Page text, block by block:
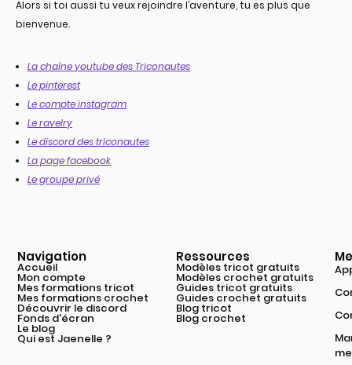
Alors si toi aussi tu veux rejoindre l’aventure, tu es plus que
bienvenue.
La chaîne youtube des Triconautes
Le pinterest
Le compte instagram
Le ravelry
Le discord des triconautes
La page facebook
Le groupe privé
Navigation
Accueil
Mon compte
Mes formations tricot
Mes formations crochet
Découvrir le discord
Fonds d'écran
Le blog
Qui est Jaenelle ?
Ressources
Modèles tricot gratuits
Modèles crochet gratuits
Guides tricot gratuits
Guides crochet gratuits
Blog tricot
Blog crochet